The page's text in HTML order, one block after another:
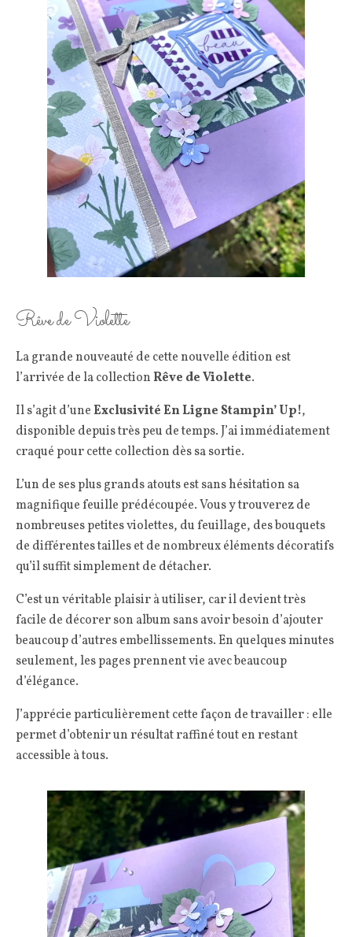
Rêve de Violette
La grande nouveauté de cette nouvelle édition est
l’arrivée de la collectionRêve de Violette.
Il s’agit d’uneExclusivité En Ligne Stampin’ Up!,
disponible depuis très peu de temps. J’ai immédiatement
craqué pour cette collection dès sa sortie.
L’un de ses plus grands atouts est sans hésitation sa
magnifique feuille prédécoupée. Vous y trouverez de
nombreuses petites violettes, du feuillage, des bouquets
de différentes tailles et de nombreux éléments décoratifs
qu’il suffit simplement de détacher.
C’est un véritable plaisir à utiliser, car il devient très
facile de décorer son album sans avoir besoin d’ajouter
beaucoup d’autres embellissements. En quelques minutes
seulement, les pages prennent vie avec beaucoup
d’élégance.
J’apprécie particulièrement cette façon de travailler : elle
permet d’obtenir un résultat raffiné tout en restant
accessible à tous.